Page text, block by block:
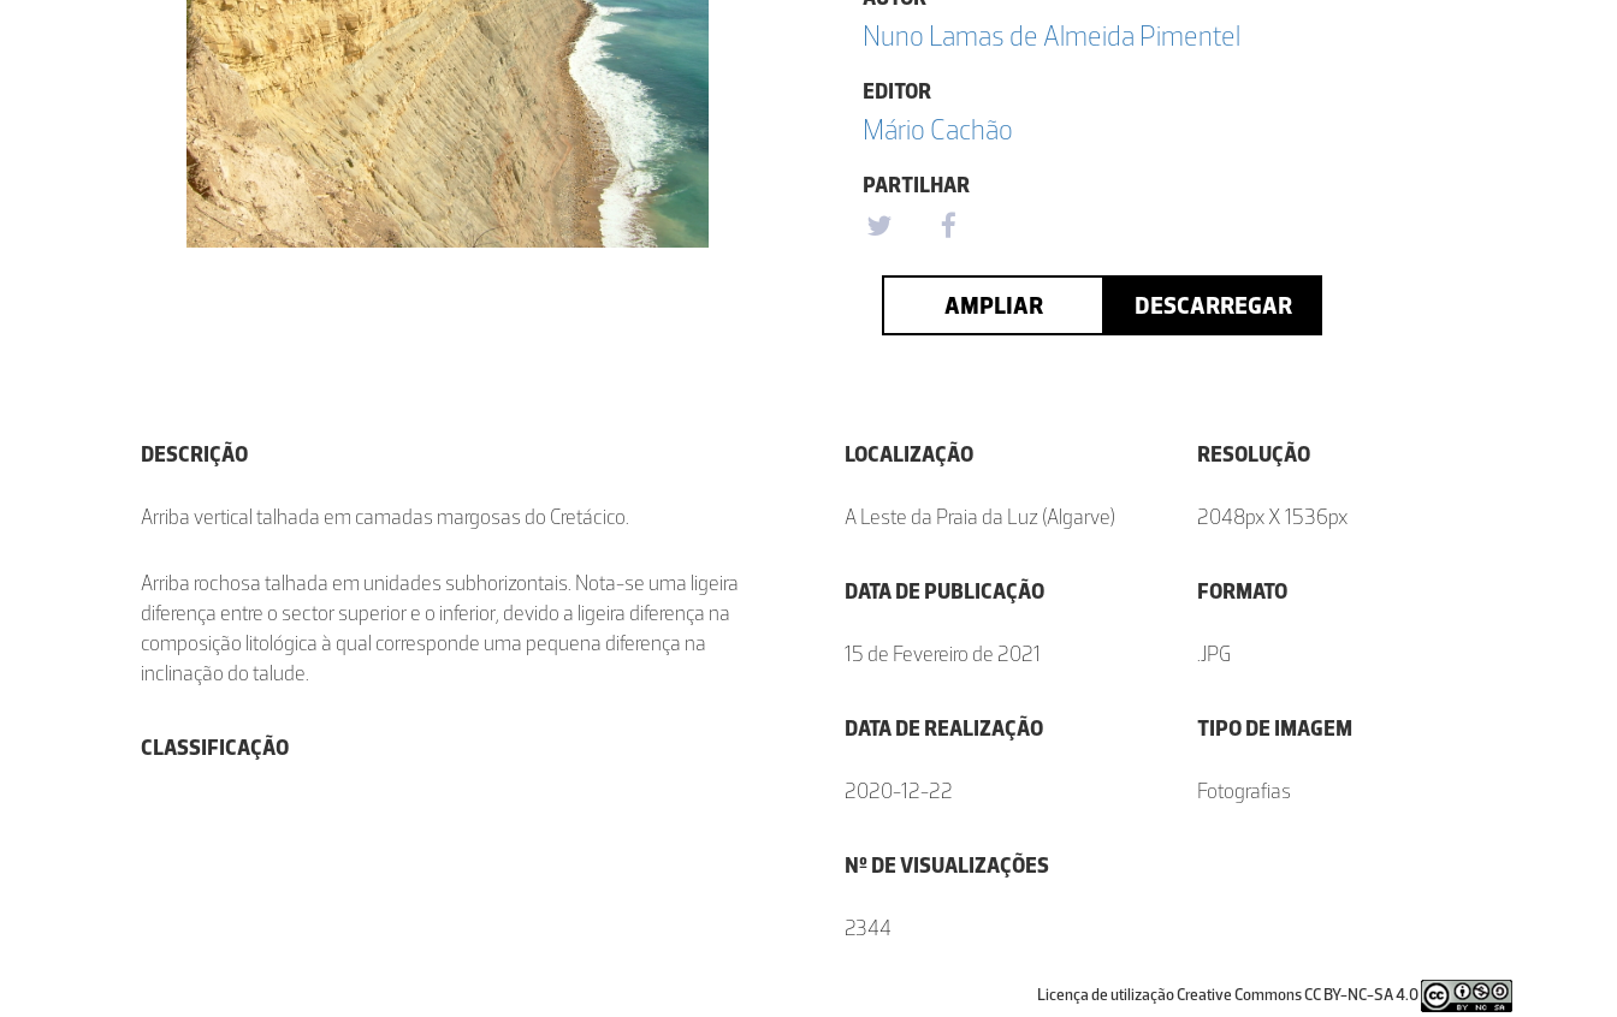
Nuno Lamas de Almeida Pimentel
EDITOR
Mário Cachão
PARTILHAR
AMPLIAR DESCARREGAR
DESCRIÇÃO
Arriba vertical talhada em camadas margosas do Cretácico.
Arriba rochosa talhada em unidades subhorizontais. Nota-se uma ligeira
diferença entre o sector superior e o inferior, devido a ligeira diferença na
composição litológica à qual corresponde uma pequena diferença na
inclinação do talude.
CLASSIFICAÇÃO
LOCALIZAÇÃO
A Leste da Praia da Luz (Algarve)
DATA DE PUBLICAÇÃO
15 de Fevereiro de 2021
DATA DE REALIZAÇÃO
2020-12-22
Nº DE VISUALIZAÇÕES
2344
RESOLUÇÃO
2048px X 1536px
FORMATO
.JPG
TIPO DE IMAGEM
Fotografias
Licença de utilização Creative Commons CC BY-NC-SA 4.0